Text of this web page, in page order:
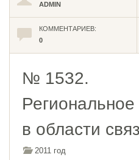
ADMIN
КОММЕНТАРИЕВ:
0
№ 1532.
в области
2011 год